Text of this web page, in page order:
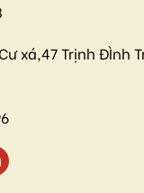
xá,47 Trịnh ĐÌnh